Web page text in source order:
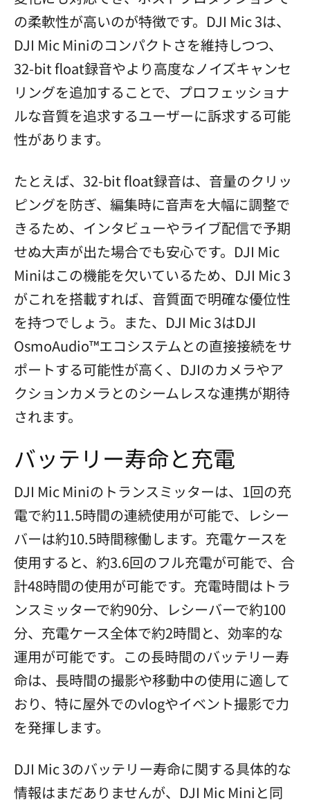
の柔軟性が高いのが特徴です。DJI Mic 3は、
DJI Mic Miniのコンパクトさを維持しつつ、
32-bit float録音やより高度なノイズキャンセ
リングを追加することで、プロフェッショナ
ルな音質を追求するユーザーに訴求する可能
性があります。
たとえば、32-bit float録音は、音量のクリッ
ピングを防ぎ、編集時に音声を大幅に調整で
きるため、インタビューやライブ配信で予期
せぬ大声が出た場合でも安心です。DJI Mic
Miniはこの機能を欠いているため、DJI Mic 3
がこれを搭載すれば、音質面で明確な優位性
を持つでしょう。また、DJI Mic 3はDJI
OsmoAudio™エコシステムとの直接接続をサ
ポートする可能性が高く、DJIのカメラやア
クションカメラとのシームレスな連携が期待
されます。
バッテリー寿命と充電
DJI Mic Miniのトランスミッターは、1回の充
電で約11.5時間の連続使用が可能で、レシー
バーは約10.5時間稼働します。充電ケースを
使用すると、約3.6回のフル充電が可能で、合
計48時間の使用が可能です。充電時間はトラ
ンスミッターで約90分、レシーバーで約100
分、充電ケース全体で約2時間と、効率的な
運用が可能です。この長時間のバッテリー寿
命は、長時間の撮影や移動中の使用に適して
おり、特に屋外でのvlogやイベント撮影で力
を発揮します。
DJI Mic 3のバッテリー寿命に関する具体的な
情報はまだありませんが、DJI Mic Miniと同